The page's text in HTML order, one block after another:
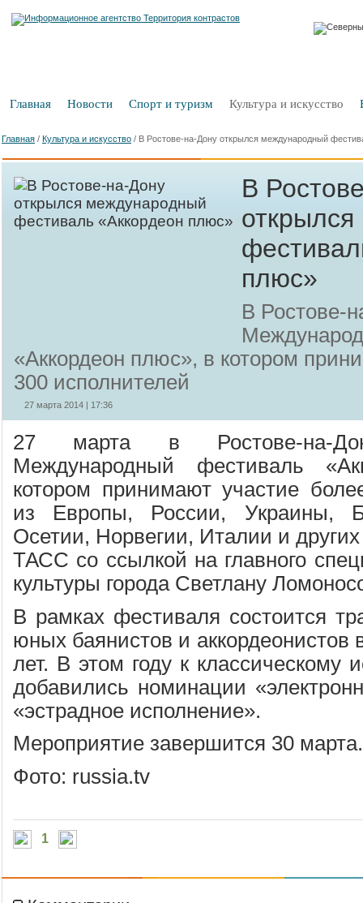
Главная Новости Спорт и туризм Культура и искусство
Главная / Культура и искусство / В Ростове-на-Дону открылся международный
В
плюс»
В Ростове-
«Аккордеон плюс», в котором
300 исполнителей
27 марта 2014 | 17:36
27 марта в Ростове-на-
Международный фестиваль
котором принимают участие
из Европы, России, Украины,
Осетии, Норвегии, Италии и
ТАСС со ссылкой на главного
культуры города Светлану
В рамках фестиваля состоится
юных баянистов и аккордеонистов
лет. В этом году к классическому
добавились номинации
«эстрадное исполнение».
Мероприятие завершится 30 марта.
Фото: russia.tv
1